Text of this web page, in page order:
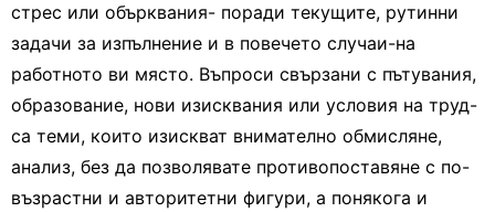
стрес или обърквания- поради текущите, рутинни
задачи за изпълнение и в повечето случаи-на
работното ви място. Въпроси свързани с пътувания,
образование, нови изисквания или условия на труд-
са теми, които изискват внимателно обмисляне,
анализ, без да позволявате противопоставяне с по-
възрастни и авторитетни фигури, а понякога и